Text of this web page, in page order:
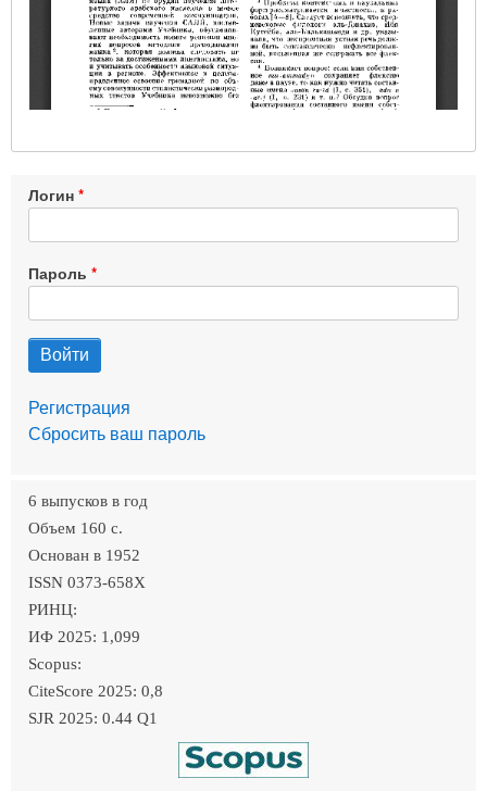
Логин
Пароль
Регистрация
Сбросить ваш пароль
6 выпусков в год
Объем 160 c.
Основан в 1952
ISSN 0373-658X
РИНЦ:
ИФ 2025: 1,099
Scopus:
CiteScore 2025: 0,8
SJR 2025: 0.44 Q1